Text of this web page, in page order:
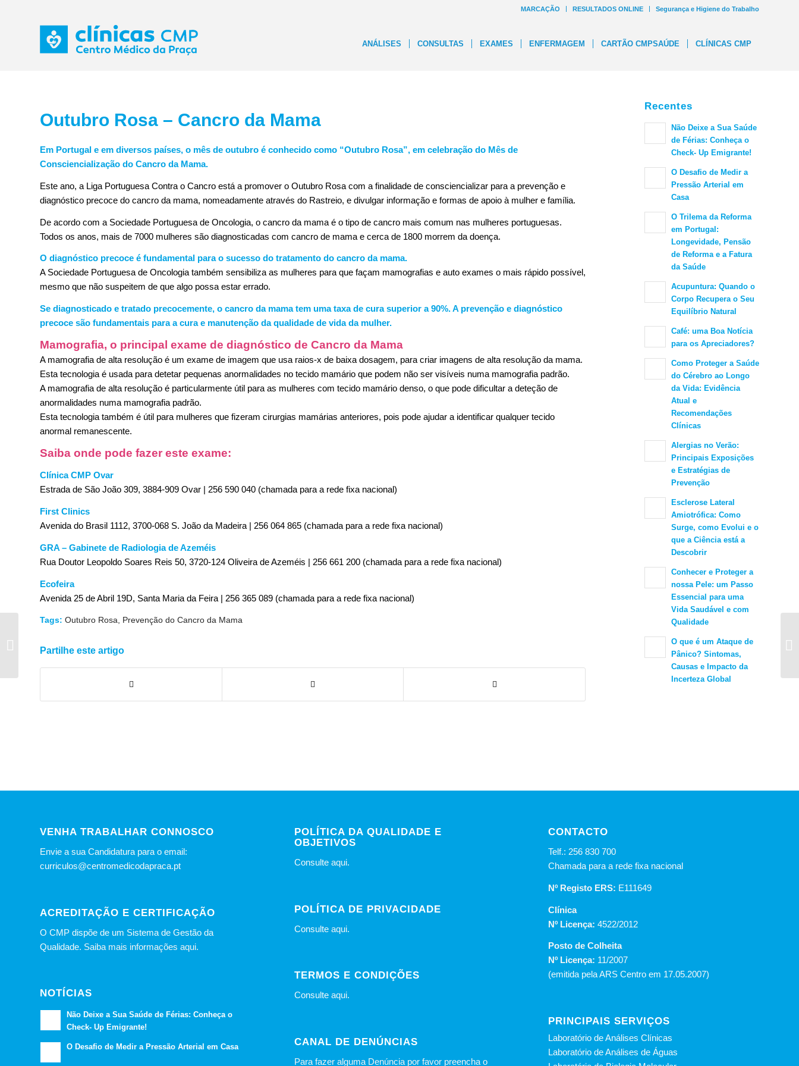
MARCAÇÃO RESULTADOS ONLINE Segurança e Higiene do Trabalho
ANÁLISES CONSULTAS EXAMES ENFERMAGEM CARTÃO CMPSAÚDE CLÍNICAS CMP
Outubro Rosa – Cancro da Mama
Em Portugal e em diversos países, o mês de outubro é conhecido como “Outubro Rosa”, em celebração do Mês de
Consciencialização do Cancro da Mama.
Este ano, a Liga Portuguesa Contra o Cancro está a promover o Outubro Rosa com a finalidade de consciencializar para a prevenção e
diagnóstico precoce do cancro da mama, nomeadamente através do Rastreio, e divulgar informação e formas de apoio à mulher e família.
De acordo com a Sociedade Portuguesa de Oncologia, o cancro da mama é o tipo de cancro mais comum nas mulheres portuguesas.
Todos os anos, mais de 7000 mulheres são diagnosticadas com cancro de mama e cerca de 1800 morrem da doença.
O diagnóstico precoce é fundamental para o sucesso do tratamento do cancro da mama.
A Sociedade Portuguesa de Oncologia também sensibiliza as mulheres para que façam mamografias e auto exames o mais rápido possível,
mesmo que não suspeitem de que algo possa estar errado.
Se diagnosticado e tratado precocemente, o cancro da mama tem uma taxa de cura superior a 90%. A prevenção e diagnóstico
precoce são fundamentais para a cura e manutenção da qualidade de vida da mulher.
Mamografia, o principal exame de diagnóstico de Cancro da Mama
A mamografia de alta resolução é um exame de imagem que usa raios-x de baixa dosagem, para criar imagens de alta resolução da mama.
Esta tecnologia é usada para detetar pequenas anormalidades no tecido mamário que podem não ser visíveis numa mamografia padrão.
A mamografia de alta resolução é particularmente útil para as mulheres com tecido mamário denso, o que pode dificultar a deteção de
anormalidades numa mamografia padrão.
Esta tecnologia também é útil para mulheres que fizeram cirurgias mamárias anteriores, pois pode ajudar a identificar qualquer tecido
anormal remanescente.
Saiba onde pode fazer este exame:
Clínica CMP Ovar
Estrada de São João 309, 3884-909 Ovar | 256 590 040 (chamada para a rede fixa nacional)
First Clinics
Avenida do Brasil 1112, 3700-068 S. João da Madeira | 256 064 865 (chamada para a rede fixa nacional)
GRA – Gabinete de Radiologia de Azeméis
Rua Doutor Leopoldo Soares Reis 50, 3720-124 Oliveira de Azeméis | 256 661 200 (chamada para a rede fixa nacional)
Ecofeira
Avenida 25 de Abril 19D, Santa Maria da Feira | 256 365 089 (chamada para a rede fixa nacional)
Tags: Outubro Rosa, Prevenção do Cancro da Mama
Partilhe este artigo
Recentes
Não Deixe a Sua Saúde
de Férias: Conheça o
Check- Up Emigrante!
O Desafio de Medir a
Pressão Arterial em
Casa
O Trilema da Reforma
em Portugal:
Longevidade, Pensão
de Reforma e a Fatura
da Saúde
Acupuntura: Quando o
Corpo Recupera o Seu
Equilíbrio Natural
Café: uma Boa Notícia
para os Apreciadores?
Como Proteger a Saúde
do Cérebro ao Longo
da Vida: Evidência
Atual e
Recomendações
Clínicas
Alergias no Verão:
Principais Exposições
e Estratégias de
Prevenção
Esclerose Lateral
Amiotrófica: Como
Surge, como Evolui e o
que a Ciência está a
Descobrir
Conhecer e Proteger a
nossa Pele: um Passo
Essencial para uma
Vida Saudável e com
Qualidade
O que é um Ataque de
Pânico? Sintomas,
Causas e Impacto da
Incerteza Global
VENHA TRABALHAR CONNOSCO
Envie a sua Candidatura para o email:
curriculos@centromedicodapraca.pt
ACREDITAÇÃO E CERTIFICAÇÃO
O CMP dispõe de um Sistema de Gestão da
Qualidade. Saiba mais informações aqui.
NOTÍCIAS
Não Deixe a Sua Saúde de Férias: Conheça o
Check- Up Emigrante!
O Desafio de Medir a Pressão Arterial em Casa
POLÍTICA DA QUALIDADE E
OBJETIVOS
Consulte aqui.
POLÍTICA DE PRIVACIDADE
Consulte aqui.
TERMOS E CONDIÇÕES
Consulte aqui.
CANAL DE DENÚNCIAS
Para fazer alguma Denúncia por favor preencha o
CONTACTO
Telf.: 256 830 700
Chamada para a rede fixa nacional
Nº Registo ERS: E111649
Clínica
Nº Licença:4522/2012
Posto de Colheita
Nº Licença: 11/2007
(emitida pela ARS Centro em 17.05.2007)
PRINCIPAIS SERVIÇOS
Laboratório de Análises Clínicas
Laboratório de Análises de Águas
Osteodensitometria